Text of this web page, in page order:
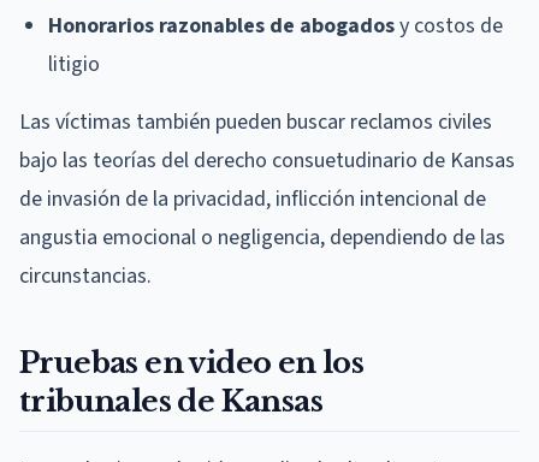
Honorarios razonables de abogadosy costos de
litigio
Las víctimas también pueden buscar reclamos civiles
bajo las teorías del derecho consuetudinario de Kansas
de invasión de la privacidad, inflicción intencional de
angustia emocional o negligencia, dependiendo de las
circunstancias.
Pruebas en video en los
tribunales de Kansas